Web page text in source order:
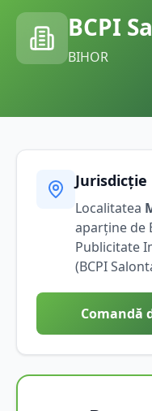
BCPI
BIHOR
Jurisdicție
Localitatea
aparține de
Publicitate
(BCPI
Comandă